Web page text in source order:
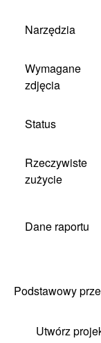
Narzędzia
Wymagane
zdjęcia
Status
Rzeczywiste
zużycie
Dane raportu
Podstawowy
Utwórz